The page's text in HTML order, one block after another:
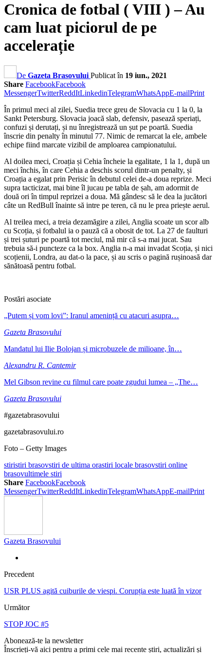
Cronica de fotbal ( VIII ) – Au
cam luat piciorul de pe
accelerație
De Gazeta Brasovului Publicat în 19 iun., 2021
Share FacebookFacebook
MessengerTwitterReddItLinkedinTelegramWhatsAppE-mailPrint
În primul meci al zilei, Suedia trece greu de Slovacia cu 1 la 0, la
Sankt Petersburg. Slovacia joacă slab, defensiv, pasează speriați,
confuzi și derutați, și nu înregistrează un șut pe poartă. Suedia
înscrie din penalty în minutul 77. Nimic de remarcat la ele, ambele
echipe fiind marcate vizibil de amploarea campionatului.
Al doilea meci, Croația și Cehia încheie la egalitate, 1 la 1, după un
meci închis, în care Cehia a deschis scorul dintr-un penalty, și
Croația a egalat prin Perisic în debutul celei de-a doua reprize. Meci
supra tacticizat, mai bine îl jucau pe tabla de șah, am adormit de
două ori în timpul reprizei a doua. Mă gândesc să le dea la jucători
câte un RedBull înainte să intre pe teren, că nu le prea priește aerul.
Al treilea meci, a treia dezamăgire a zilei, Anglia scoate un scor alb
cu Scoția, și fotbalul ia o pauză că a obosit de tot. La 27 de faulturi
și trei șuturi pe poartă tot meciul, mă mir că s-a mai jucat. Sau
trebuia să-i puncteze ca la box. Anglia n-a mai invadat Scoția, și nici
scoțienii, Londra, au dat-o la pace, și au scris o pagină rușinoasă dar
sănătoasă pentru fotbal.
Postări asociate
„Putem și vom lovi”: Iranul amenință cu atacuri asupra…
Gazeta Brasovului
Mandatul lui Ilie Bolojan și microbuzele de milioane, în…
Alexandru R. Cantemir
Mel Gibson revine cu filmul care poate zgudui lumea – „The…
Gazeta Brasovului
#gazetabrasovului
gazetabrasovului.ro
Foto – Getty Images
stiristiri brasovstiri de ultima orastiri locale brasovstiri online
brasovultimele stiri
Share FacebookFacebook
MessengerTwitterReddItLinkedinTelegramWhatsAppE-mailPrint
Gazeta Brasovului
Precedent
USR PLUS agită cuiburile de viespi. Corupția este luată în vizor
Următor
STOP JOC #5
Abonează-te la newsletter
Înscrieți-vă aici pentru a primi cele mai recente știri, actualizări și